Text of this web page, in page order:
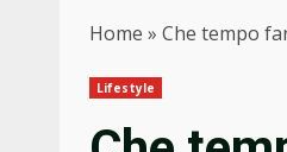
Home » Che tempo
Lifestyle